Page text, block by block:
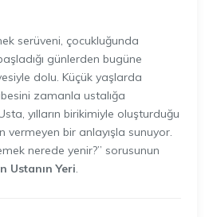
serüveni, çocukluğunda
günlerden bugüne
dolu. Küçük yaşlarda
zamanla ustalığa
yılların birikimiyle oluşturduğu
bir anlayışla sunuyor.
nerede yenir?” sorusunun
Ustanın Yeri.